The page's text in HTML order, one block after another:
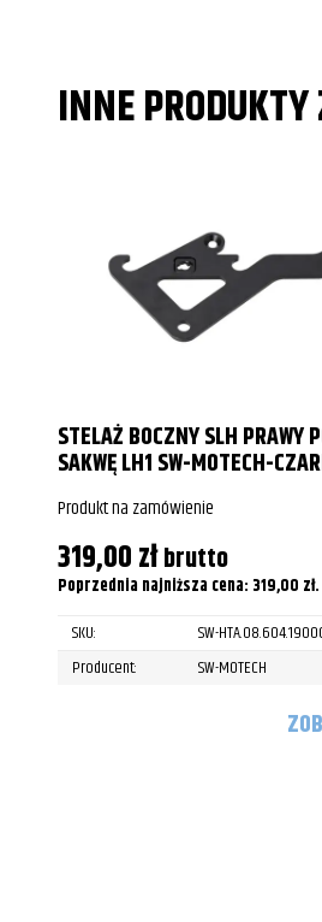
INNE
STELAŻ BOCZNY SLH PRAWY
SAKWĘ LH1 SW-MOTECH-
Produkt na zamówienie
319,00złbrutto
Poprzednia najniższa cena: 319,00 zł.
SKU:
SW-
Producent:
SW-MOTECH